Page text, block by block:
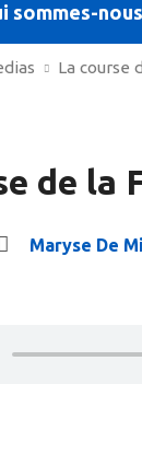
sommes-
La course
de la
Maryse De